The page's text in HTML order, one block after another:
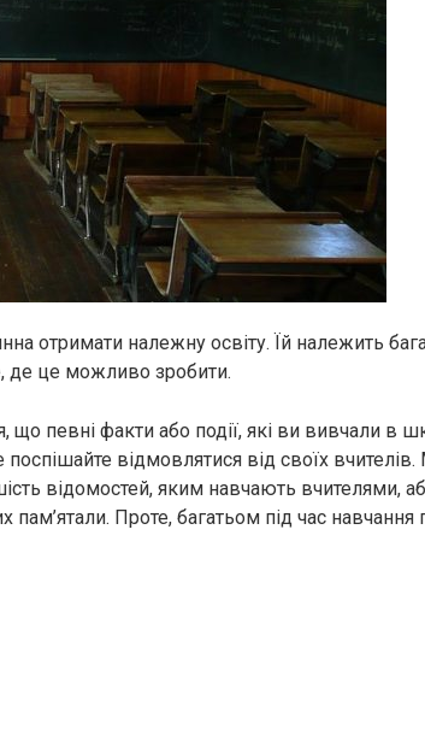
отримати належну освіту. Їй належить
де це можливо зробити.
що певні факти або події, які ви вивчали в
поспішайте відмовлятися від своїх
відомостей, яким навчають вчителями,
Проте, багатьом під час навчання